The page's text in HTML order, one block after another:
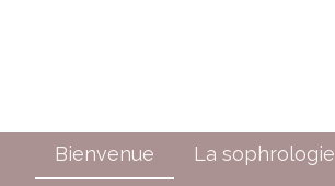
Bienvenue La sophrologie